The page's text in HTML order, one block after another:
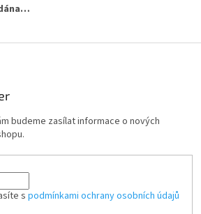
budeme zasílat informace o nových
s podmínkami ochrany osobních údajů